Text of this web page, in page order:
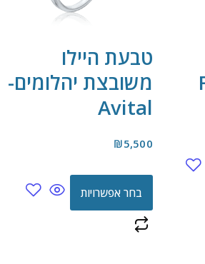
טבעת היילו
משובצת יהלומים-
Avital
₪5,500
בחר אפשרויות